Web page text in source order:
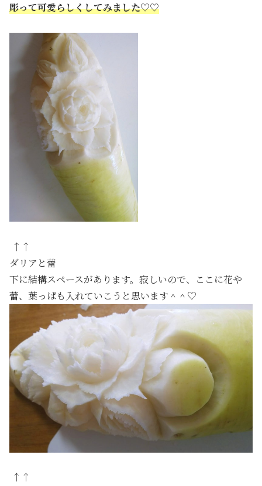
彫って可愛らしくしてみました♡♡
↑↑
ダリアと蕾
下に結構スペースがあります。寂しいので、ここに花や
蕾、葉っぱも入れていこうと思います＾＾♡
↑↑